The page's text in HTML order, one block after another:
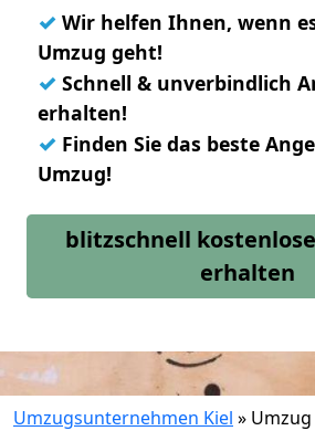
✓ Wir helfen Ihnen, wenn
Umzug geht!
✓ Schnell & unverbindlich
erhalten!
✓ Finden Sie das beste
Umzug!
blitzschnell
erhalten
Umzugsunternehmen Kiel »